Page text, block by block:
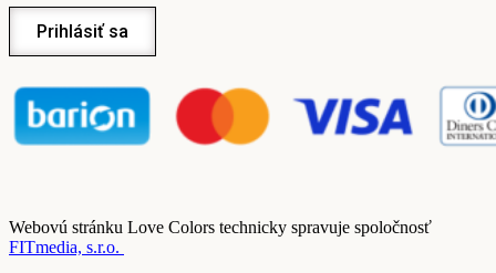
Prihlásiť sa
Webovú stránku Love Colors technicky spravuje spoločnosť
FITmedia, s.r.o.